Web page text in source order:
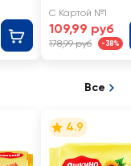
ые
С Картой №1
109,99 руб
178,99 руб -38%
Все
4.9